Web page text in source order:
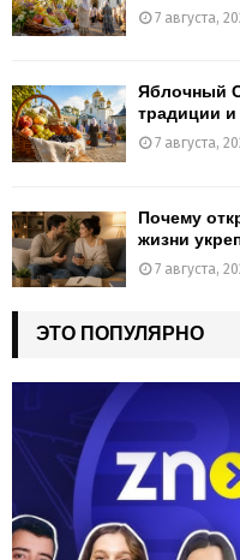
7 августа,
Яблочный
традиции и
7 августа,
Почему
жизни
7 августа,
ЭТО ПОПУЛЯРНО